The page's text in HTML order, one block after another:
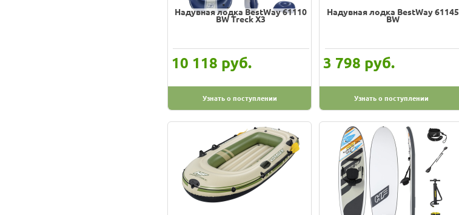
Надувная лодка BestWay 61110
BW Treck X3
10 118 руб.
Узнать о поступлении
Надувная лодка BestWay 61145
BW
3 798 руб.
Узнать о поступлении